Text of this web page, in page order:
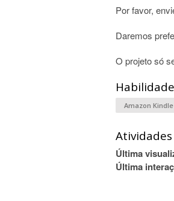
Por favor,
Daremos
O projeto só
Amazon Kindle
Última
Última